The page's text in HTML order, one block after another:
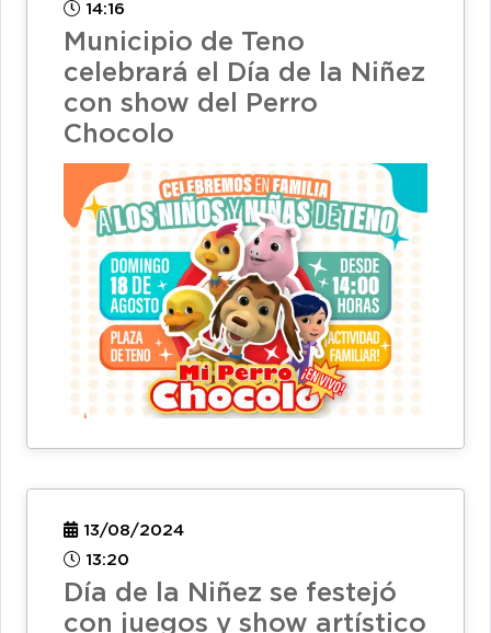
14:16
Municipio de Teno
celebrará el Día de la Niñez
con show del Perro
Chocolo
13/08/2024
13:20
Día de la Niñez se festejó
con juegos y show artístico